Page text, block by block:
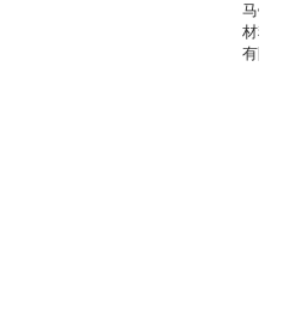
马钢
材料
有限